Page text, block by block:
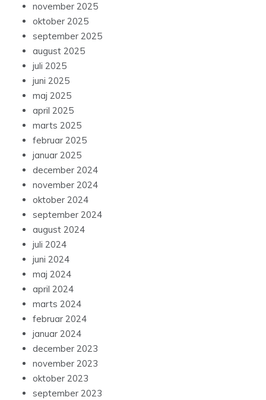
november 2025
oktober 2025
september 2025
august 2025
juli 2025
juni 2025
maj 2025
april 2025
marts 2025
februar 2025
januar 2025
december 2024
november 2024
oktober 2024
september 2024
august 2024
juli 2024
juni 2024
maj 2024
april 2024
marts 2024
februar 2024
januar 2024
december 2023
november 2023
oktober 2023
september 2023